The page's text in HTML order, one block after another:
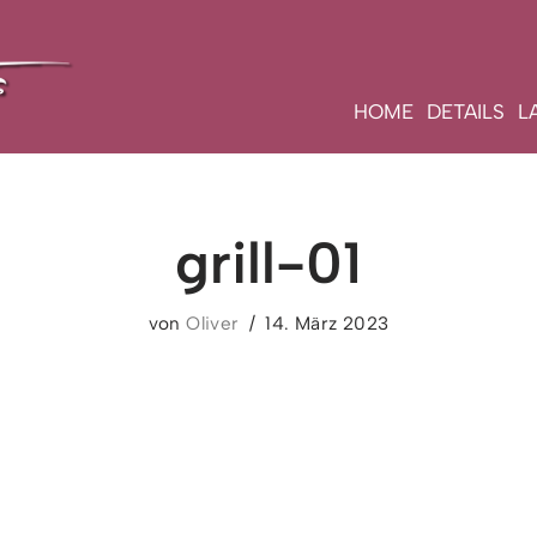
HOME DETAILS
grill-01
vonOliver 14. März 2023